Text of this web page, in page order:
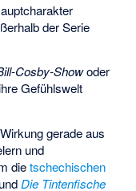
der Serie
Cosby-Showoder
Gefühlswelt
gerade aus
und
dietschechischen
Die Tintenfische